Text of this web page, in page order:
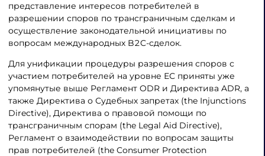
представление интересов потребителей в
разрешении споров по трансграничным сделкам и
осуществление законодательной инициативы по
вопросам международных B2C-сделок.
Для унификации процедуры разрешения споров с
участием потребителей на уровне ЕС приняты уже
упомянутые выше Регламент ODR и Директива ADR, а
также Директива о Судебных запретах (the Injunctions
Directive), Директива о правовой помощи по
трансграничным спорам (the Legal Aid Directive),
Регламент о взаимодействии по вопросам защиты
прав потребителей (the Consumer Protection